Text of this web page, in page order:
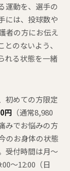
運動を、選手の
には、投球数や
者の方にお伝え
のないよう、
れる状態を一緒
初めての方限定
円 （通常8,980
みでお悩みの方
のお身体の状態
受付時間は月〜
〜12:00（日